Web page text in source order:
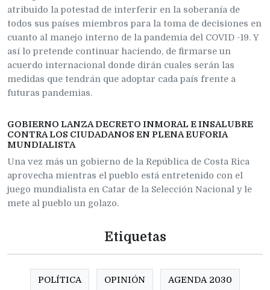
atribuido la potestad de interferir en la soberanía de
todos sus países miembros para la toma de decisiones en
cuanto al manejo interno de la pandemia del COVID -19. Y
así lo pretende continuar haciendo, de firmarse un
acuerdo internacional donde dirán cuales serán las
medidas que tendrán que adoptar cada país frente a
futuras pandemias.
GOBIERNO LANZA DECRETO INMORAL E INSALUBRE
CONTRA LOS CIUDADANOS EN PLENA EUFORIA
MUNDIALISTA
Una vez más un gobierno de la República de Costa Rica
aprovecha mientras el pueblo está entretenido con el
juego mundialista en Catar de la Selección Nacional y le
mete al pueblo un golazo.
Etiquetas
POLÍTICA OPINIÓN AGENDA 2030